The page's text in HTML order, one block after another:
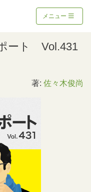
メニュー
ート Vol.431
著: 佐々木俊尚